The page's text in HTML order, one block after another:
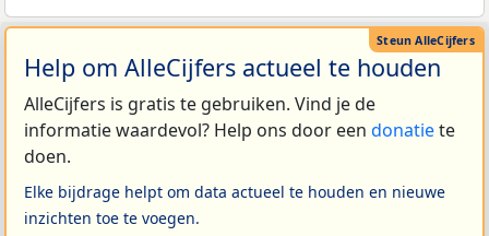
Help om AlleCijfers actueel te houden
AlleCijfers is gratis te gebruiken. Vind je de
informatie waardevol? Help ons door een donatiete
doen.
Elke bijdrage helpt om data actueel te houden en nieuwe
inzichten toe te voegen.